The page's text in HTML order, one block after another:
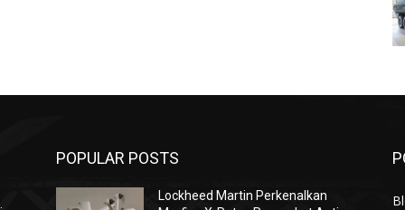
POPULAR POSTS
Lockheed Martin Perkenalkan